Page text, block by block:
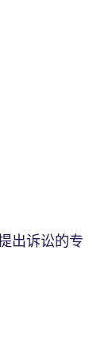
出诉讼的专